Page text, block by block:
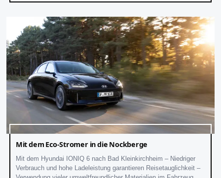
Mit dem Eco-Stromer in die Nockberge
Mit dem Hyundai IONIQ 6 nach Bad Kleinkirchheim – Niedriger
Verbrauch und hohe Ladeleistung garantieren Reisetauglichkeit –